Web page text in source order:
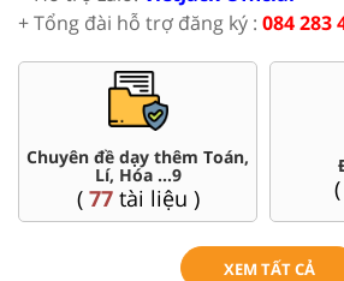
+ Tổng đài hỗ trợ đăng ký : 084 283
Chuyên đề dạy thêm Toán,
Lí, Hóa ...9
( 77tài liệu ) (
XEM TẤT CẢ